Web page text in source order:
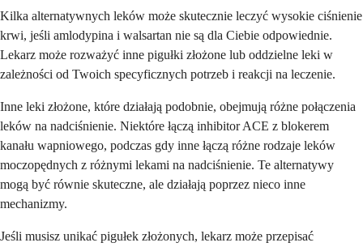
Kilka alternatywnych leków może skutecznie leczyć wysokie ciśnienie
krwi, jeśli amlodypina i walsartan nie są dla Ciebie odpowiednie.
Lekarz może rozważyć inne pigułki złożone lub oddzielne leki w
zależności od Twoich specyficznych potrzeb i reakcji na leczenie.
Inne leki złożone, które działają podobnie, obejmują różne połączenia
leków na nadciśnienie. Niektóre łączą inhibitor ACE z blokerem
kanału wapniowego, podczas gdy inne łączą różne rodzaje leków
moczopędnych z różnymi lekami na nadciśnienie. Te alternatywy
mogą być równie skuteczne, ale działają poprzez nieco inne
mechanizmy.
Jeśli musisz unikać pigułek złożonych, lekarz może przepisać